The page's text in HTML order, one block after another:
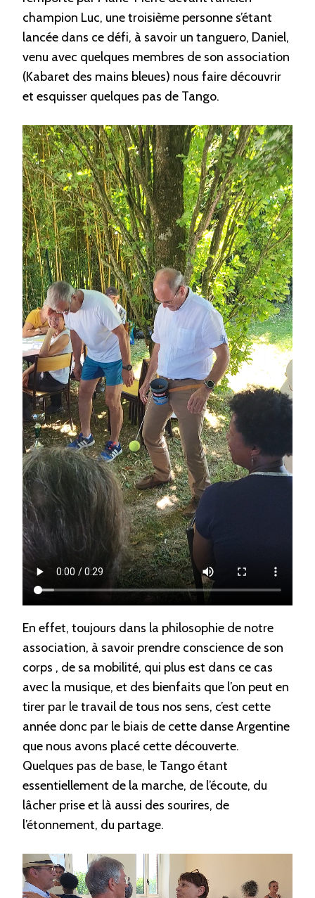
champion Luc, une troisième personne s’étant
lancée dans ce défi, à savoir un tanguero, Daniel,
venu avec quelques membres de son association
(Kabaret des mains bleues) nous faire découvrir
et esquisser quelques pas de Tango.
En effet, toujours dans la philosophie de notre
association, à savoir prendre conscience de son
corps , de sa mobilité, qui plus est dans ce cas
avec la musique, et des bienfaits que l’on peut en
tirer par le travail de tous nos sens, c’est cette
année donc par le biais de cette danse Argentine
que nous avons placé cette découverte.
Quelques pas de base, le Tango étant
essentiellement de la marche, de l’écoute, du
lâcher prise et là aussi des sourires, de
l’étonnement, du partage.